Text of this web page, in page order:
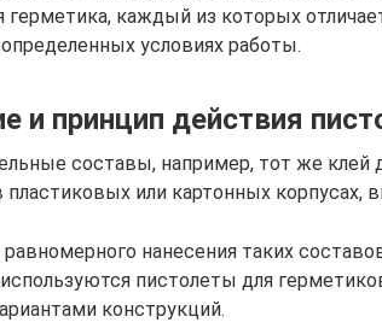
герметика, каждый из которых
условиях работы.
и принцип действия
составы, например, тот же клей
пластиковых или картонных корпусах,
равномерного нанесения таких
пистолеты для
конструкций.